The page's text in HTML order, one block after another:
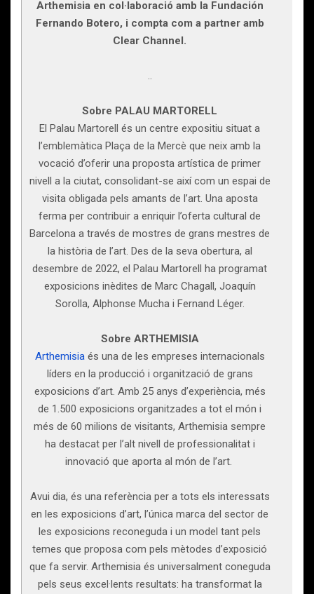
Arthemisia en col·laboració amb la Fundación
Fernando Botero, i compta com a partner amb
Clear Channel.
..
Sobre PALAU MARTORELL
El Palau Martorell és un centre expositiu situat a
l’emblemàtica Plaça de la Mercè que neix amb la
vocació d’oferir una proposta artística de primer
nivell a la ciutat, consolidant-se així com un espai de
visita obligada pels amants de l’art. Una aposta
ferma per contribuir a enriquir l’oferta cultural de
Barcelona a través de mostres de grans mestres de
la història de l’art. Des de la seva obertura, al
desembre de 2022, el Palau Martorell ha programat
exposicions inèdites de Marc Chagall, Joaquín
Sorolla, Alphonse Mucha i Fernand Léger.
Sobre ARTHEMISIA
Arthemisiaés una de les empreses internacionals
líders en la producció i organització de grans
exposicions d’art. Amb 25 anys d’experiència, més
de 1.500 exposicions organitzades a tot el món i
més de 60 milions de visitants, Arthemisia sempre
ha destacat per l’alt nivell de professionalitat i
innovació que aporta al món de l’art.
Avui dia, és una referència per a tots els interessats
en les exposicions d’art, l’única marca del sector de
les exposicions reconeguda i un model tant pels
temes que proposa com pels mètodes d’exposició
que fa servir. Arthemisia és universalment coneguda
pels seus excel·lents resultats: ha transformat la